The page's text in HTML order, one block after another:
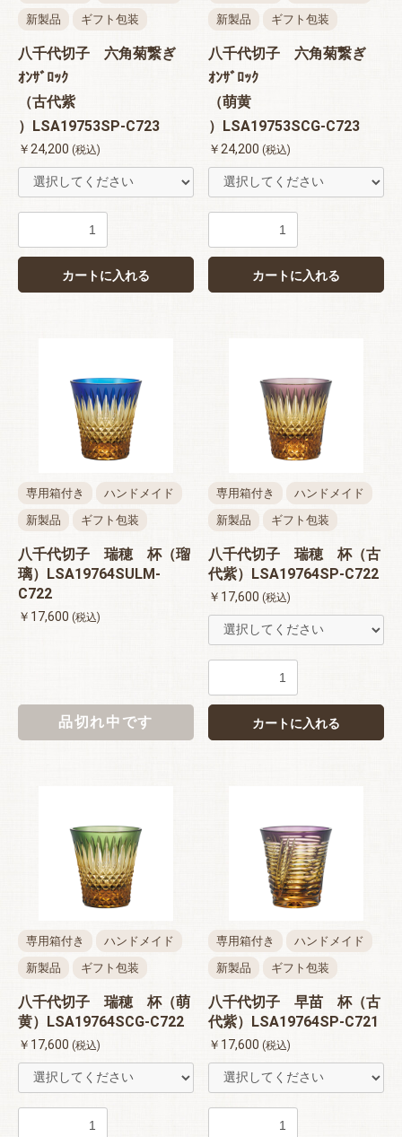
新製品 ギフト包装
八千代切子 六角菊繋ぎ
ｵﾝｻﾞﾛｯｸ
（古代紫
）LSA19753SP-C723
￥24,200 (税込)
カートに入れる
新製品 ギフト包装
八千代切子 六角菊繋ぎ
ｵﾝｻﾞﾛｯｸ
（萌黄
）LSA19753SCG-C723
￥24,200 (税込)
カートに入れる
専用箱付き
ハンドメイド
新製品
ギフト包装
八千代切子 瑞穂 杯（瑠
璃）LSA19764SULM-
C722
￥17,600 (税込)
品切れ中です
専用箱付き
ハンドメイド
新製品
ギフト包装
八千代切子 瑞穂 杯（古
代紫）LSA19764SP-C722
￥17,600 (税込)
カートに入れる
専用箱付き
ハンドメイド
新製品
ギフト包装
八千代切子 瑞穂 杯（萌
黄）LSA19764SCG-C722
￥17,600 (税込)
専用箱付き
ハンドメイド
新製品
ギフト包装
八千代切子 早苗 杯（古
代紫）LSA19764SP-C721
￥17,600 (税込)
カートへ進む